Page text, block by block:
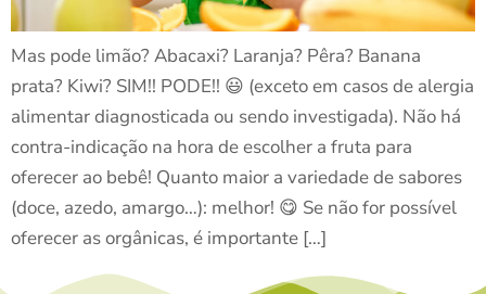
Mas pode limão? Abacaxi? Laranja? Pêra? Banana
prata? Kiwi? SIM!! PODE!! 😃 (exceto em casos de alergia
alimentar diagnosticada ou sendo investigada). Não há
contra-indicação na hora de escolher a fruta para
oferecer ao bebê! Quanto maior a variedade de sabores
(doce, azedo, amargo…): melhor! 😋 Se não for possível
oferecer as orgânicas, é importante […]